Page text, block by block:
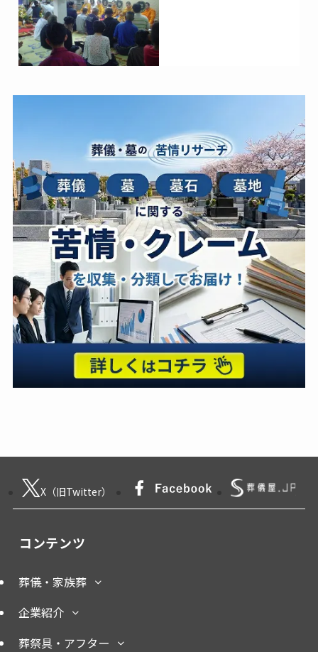
X（旧Twitter）
コンテンツ
葬儀・家族葬
企業紹介
葬祭具・アフター